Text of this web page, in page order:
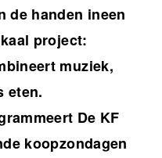
de handen ineen
project:
muziek,
eten.
De KF
koopzondagen